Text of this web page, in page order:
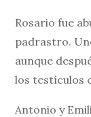
Rosario fue
padrastro.
aunque
los testículos
Antonio y